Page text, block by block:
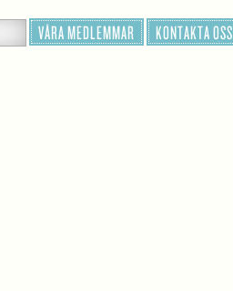
VÅRA MEDLEMMAR KONTAKTA OSS